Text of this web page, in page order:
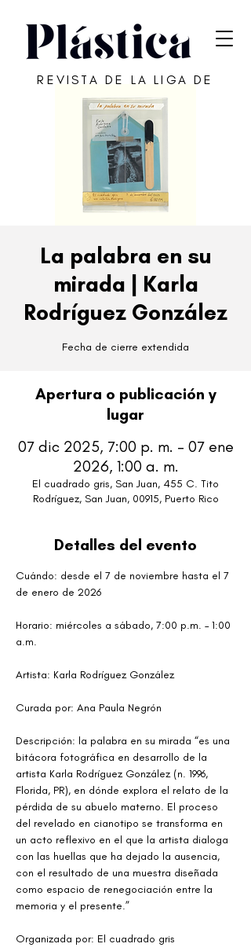
REVISTA DE LA LIGA DE
ARTE DE SAN JUAN
La palabra en su
mirada | Karla
Rodríguez González
Fecha de cierre extendida
Apertura o publicación y
lugar
07 dic 2025, 7:00 p. m. – 07 ene
2026, 1:00 a. m.
El cuadrado gris, San Juan, 455 C. Tito
Rodríguez, San Juan, 00915, Puerto Rico
Detalles del evento
Cuándo: desde el 7 de noviembre hasta el 7
de enero de 2026
Horario: miércoles a sábado, 7:00 p.m. – 1:00
a.m.
Artista: Karla Rodríguez González
Curada por: Ana Paula Negrón
Descripción: la palabra en su mirada “es una
bitácora fotográfica en desarrollo de la
artista Karla Rodríguez González (n. 1996,
Florida, PR), en dónde explora el relato de la
pérdida de su abuelo materno. El proceso
del revelado en cianotipo se transforma en
un acto reflexivo en el que la artista dialoga
con las huellas que ha dejado la ausencia,
con el resultado de una muestra diseñada
como espacio de renegociación entre la
memoria y el presente.”
Organizada por: El cuadrado gris